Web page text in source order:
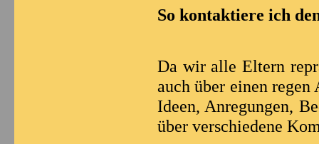
So kontaktiere ich
Da wir alle Eltern
auch über einen
Ideen, Anregungen,
über verschiedene